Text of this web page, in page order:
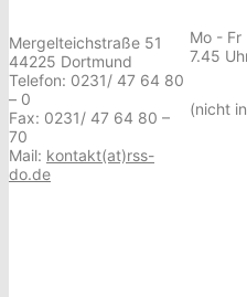
Mergelteichstraße 51
44225 Dortmund
Telefon: 0231/ 47 64 80
– 0
Fax: 0231/ 47 64 80 –
70
Mail: kontakt(at)rss-
do.de
Mo - Fr
7.45
(nicht